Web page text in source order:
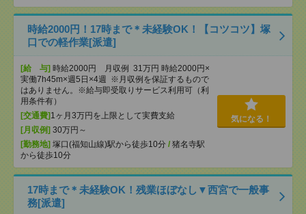
時給2000円！17時まで＊未経験OK！【コツコツ】塚
口での軽作業[派遣]
[給 与] 時給2000円 月収例 31万円 時給2000円×
実働7h45m×週5日×4週 ※月収例を保証するもので
はありません。※給与即受取りサービス利用可（利
用条件有）
[交通費] 1ヶ月3万円を上限として実費支給
[月収例] 30万円～
[勤務地] 塚口(福知山線)駅から徒歩10分 / 猪名寺駅
から徒歩10分
気になる！
17時まで＊未経験OK！残業ほぼなし▼西宮で一般事
務[派遣]